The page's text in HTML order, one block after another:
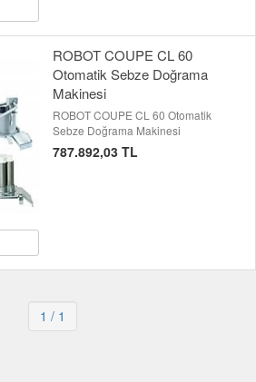
ROBOT COUPE CL 60
Otomatik Sebze Doğrama
Makinesi
ROBOT COUPE CL 60 Otomatik
Sebze Doğrama Makinesi
787.892,03 TL
1 / 1